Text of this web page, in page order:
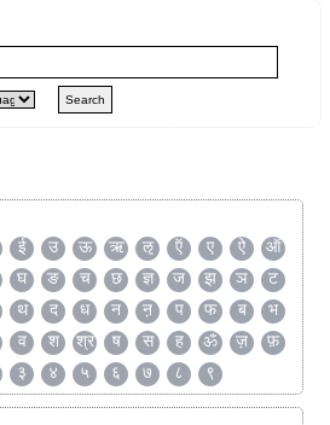
ई उ ऊ ऋ ऌ ऍ ए ऐ
ऑ
घ ङ च छ ज्ञ ज झ ञ
ट
थ द ध न ऩ प फ ब
भ
व श श्र ष स ह ॐ ज़
फ़
३ ४ ५ ६ ७ ८ ९